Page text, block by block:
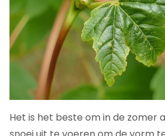
Het is het beste om in de zomer